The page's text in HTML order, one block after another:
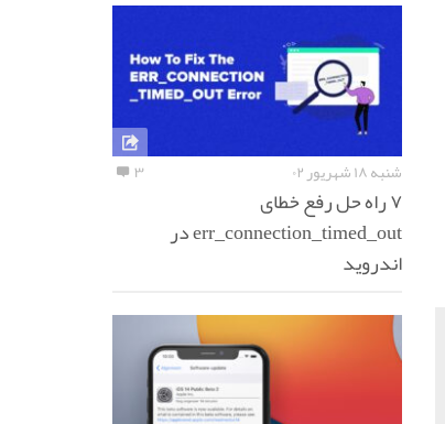
شنبه ۱۸ شهریور ۰۲ ۳
۷ راه حل رفع خطای
err_connection_timed_out در
اندروید